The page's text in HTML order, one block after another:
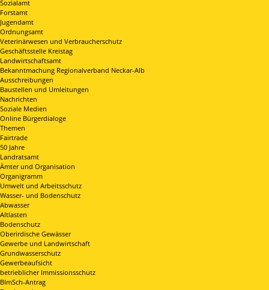
Sozialamt
Forstamt
Jugendamt
Ordnungsamt
Veterinärwesen und Verbraucherschutz
Geschäftsstelle Kreistag
Landwirtschaftsamt
Bekanntmachung Regionalverband Neckar-Alb
Ausschreibungen
Baustellen und Umleitungen
Nachrichten
Soziale Medien
Online Bürgerdialoge
Themen
Fairtrade
50 Jahre
Landratsamt
Ämter und Organisation
Organigramm
Umwelt und Arbeitsschutz
Wasser- und Bodenschutz
Abwasser
Altlasten
Bodenschutz
Oberirdische Gewässer
Gewerbe und Landwirtschaft
Grundwasserschutz
Gewerbeaufsicht
betrieblicher Immissionsschutz
BImSch-Antrag